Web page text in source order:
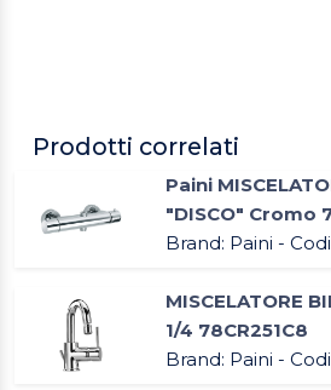
Prodotti correlati
Paini
"DISCO" Cromo
Brand: Paini -
MISCELATORE
1/4 78CR251C8
Brand: Paini -